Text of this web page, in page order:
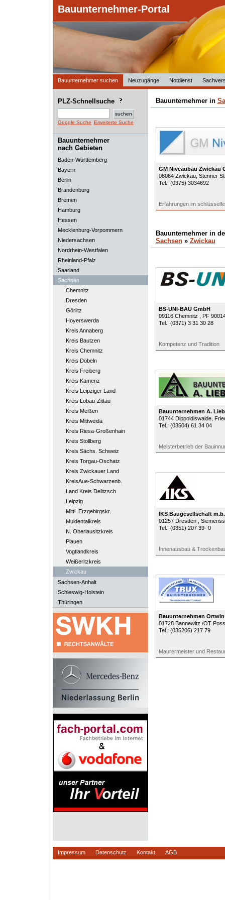
Bauunternehmer-Portal
Bauunternehmer suchen Neuzugänge Notdienst
PLZ-Schnellsuche
Google Suche Erweiterte Suche
Bauunternehmer
nach Gebieten
Baden-Württemberg
Bayern
Berlin
Brandenburg
Bremen
Hamburg
Hessen
Mecklenburg-Vorpommern
Niedersachsen
Nordrhein-Westfalen
Rheinland-Pfalz
Saarland
Sachsen
Chemnitz
Dresden
Görlitz
Hoyerswerda
Kreis Annaberg
Kreis Bautzen
Kreis Chemnitz
Kreis Döbeln
Kreis Freiberg
Kreis Kamenz
Kreis Leipziger Land
Kreis Löbau-Zittau
Kreis Meißen
Kreis Mittweida
Kreis Riesa-Großenhain
Kreis Stollberg
Kreis Sächs. Schweiz
Kreis Torgau-Oschatz
Kreis Zwickauer Land
KreisAue-Schwarzenb.
Land Kreis Delitzsch
Leipzig
Mittl. Erzgebirgskr.
Muldentalkreis
N. Oberlausitzkreis
Plauen
Vogtlandkreis
Weißeritzkreis
Zwickau
Sachsen-Anhalt
Schleswig-Holstein
Thüringen
Bauunternehmer in
GM Niveaubau Zwickau
08064 Zwickau, Stenner
Tel.: (0375) 3034692
Erfahrungen im
Bauunternehmer in
Sachsen» Zwickau
BS-UNI-BAU GmbH
09116 Chemnitz
, PF
Tel.: (0371) 3 31 30 28
Kompetenz und Tradition
Bauunternehmen A.
01744 Dippoldiswalde,
Tel.: (03504) 61 34 04
Meisterbetrieb der
IKS Baugesellschaft
01257 Dresden
,
Tel.: (0351) 207 39- 0
Innenausbau &
Bauunternehmen Ortwin
01728 Bannewitz /OT
Tel.: (035206) 217 79
Maurermeister und
Impressum Datenschutz Kontakt AGB